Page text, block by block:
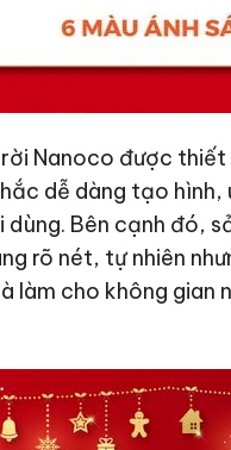
Nanoco được thiết
dễ dàng tạo
Bên cạnh đó,
rõ nét, tự nhiên
làm cho không gian